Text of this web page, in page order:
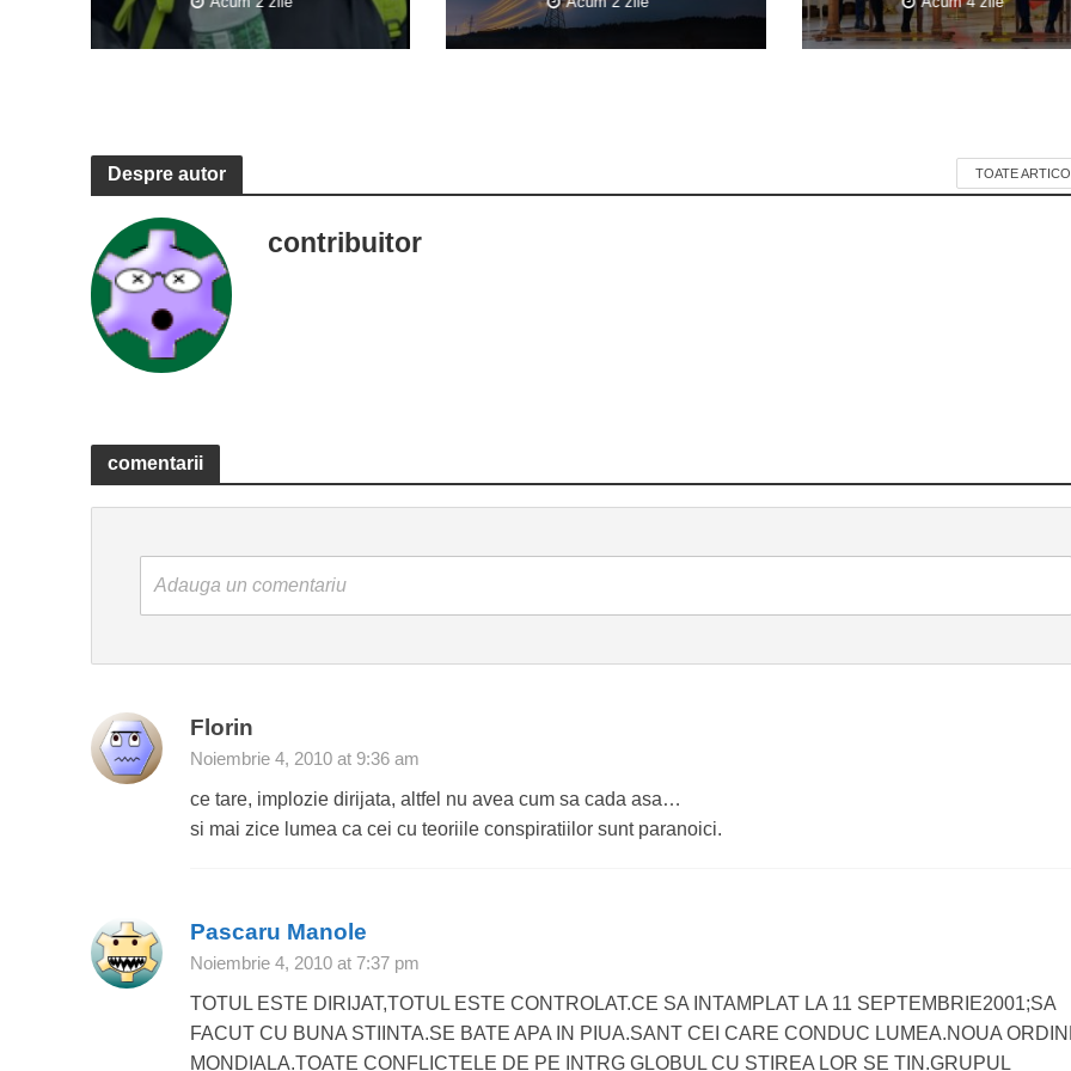
Despre autor TOATE
contribuitor
comentarii
Adauga un comentariu
Florin
Noiembrie 4, 2010 at 9:36 am
ce tare, implozie dirijata, altfel nu avea cum sa cada asa…
si mai zice lumea ca cei cu teoriile conspiratiilor sunt paranoici.
Pascaru Manole
Noiembrie 4, 2010 at 7:37 pm
TOTUL ESTE DIRIJAT,TOTUL ESTE CONTROLAT.CE SA INTAMPLAT LA 11 SEPTEMBRIE2001;SA
FACUT CU BUNA STIINTA.SE BATE APA IN PIUA.SANT CEI CARE CONDUC LUMEA.NOUA
MONDIALA.TOATE CONFLICTELE DE PE INTRG GLOBUL CU STIREA LOR SE TIN.GRUPUL